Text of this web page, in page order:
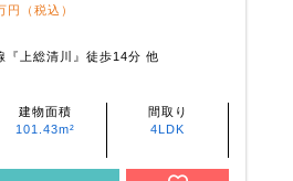
円（税込）
『上総清川』徒歩14分 他
建物面積
101.43m²
間取り
4LDK